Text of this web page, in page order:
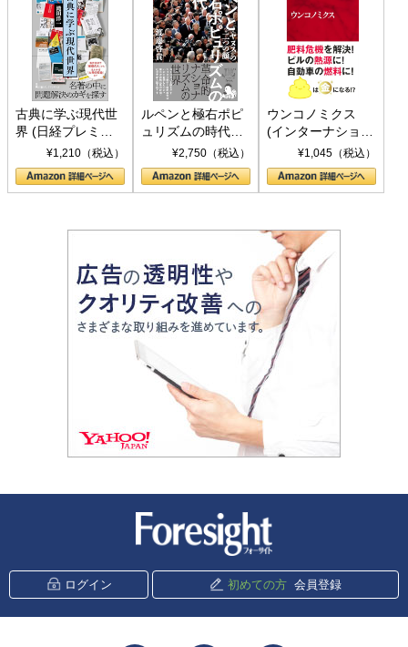
古典に学ぶ現代世
界 (日経プレミア
シリーズ)¥1,210（税込）
ルペンと極右ポピ
ュリズムの時代：
〈ヤヌス〉の二つ
の顔
¥2,750（税込）
ウンコノミクス
(インターナショナ
ル新書)¥1,045（税込）
ログイン 初めての方 会員登録